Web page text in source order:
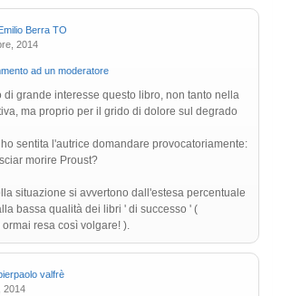
Emilio Berra TO
2014
ad un moderatore
di grande interesse questo libro, non tanto nella
ma proprio per il grido di dolore sul degrado
sentita l'autrice domandare provocatoriamente:
morire Proust?
situazione si avvertono dall'estesa percentuale
bassa qualità dei libri ' di successo ' (
resa così volgare! ).
valfrè
2014